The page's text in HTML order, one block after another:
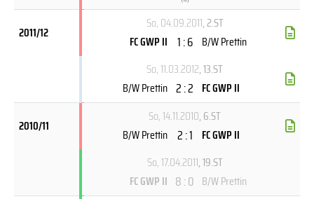
2011/12
So, 04.09.2011, 2.ST
FC GWP II 1 : 6 B/W Prettin
So, 11.03.2012, 13.ST
B/W Prettin 2 : 2 FC GWP II
2010/11
So, 14.11.2010, 6.ST
B/W Prettin 2 : 1 FC GWP II
So, 17.04.2011, 19.ST
FC GWP II 8 : 0 B/W Prettin